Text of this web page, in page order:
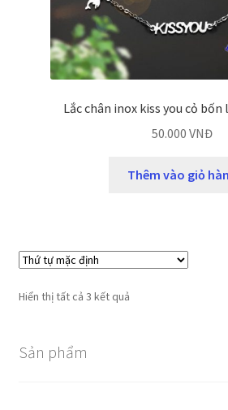
Lắc chân inox kiss you cỏ bốn
50.000 VNĐ
Thêm vào giỏ
Hiển thị tất cả 3 kết quả
Sản phẩm